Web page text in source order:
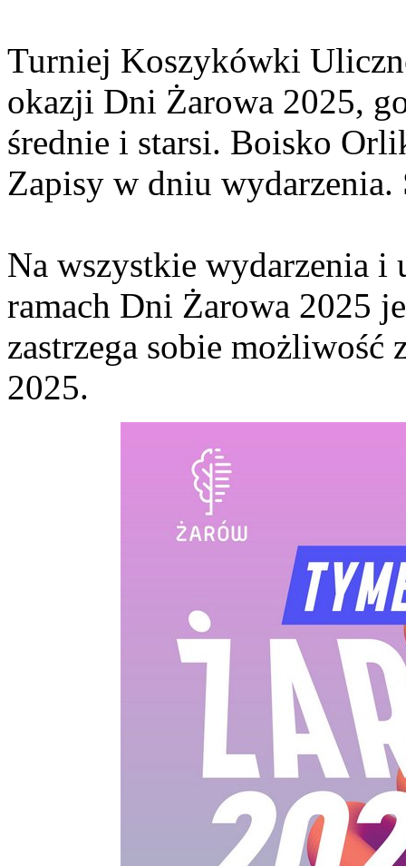
Turniej Koszykówki
okazji Dni Żarowa 2025,
średnie i starsi. Boisko
Zapisy w dniu wydarzenia.
Na wszystkie wydarzenia i
ramach Dni Żarowa 2025
zastrzega sobie
2025.